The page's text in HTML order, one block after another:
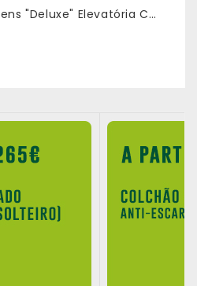
Poltrona De Massagens "Deluxe" Elevatória Cor Preto